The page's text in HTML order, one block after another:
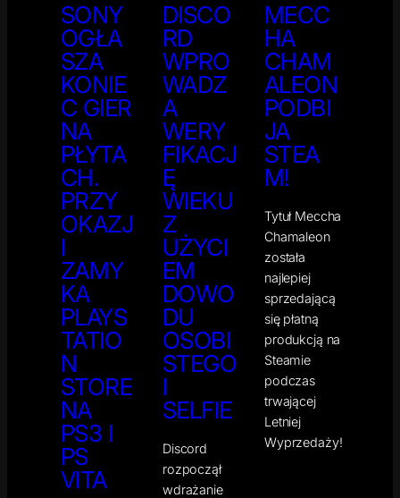
SONY
OGŁA
SZA
KONIE
C GIER
NA
PŁYTA
CH.
PRZY
OKAZJ
I
ZAMY
KA
PLAYS
TATIO
N
STORE
NA
PS3 I
PS
VITA
DISCO
RD
WPRO
WADZ
A
WERY
FIKACJ
Ę
WIEKU
Z
UŻYCI
EM
DOWO
DU
OSOBI
STEGO
I
SELFIE
Discord
rozpoczął
wdrażanie
MECC
HA
CHAM
ALEON
PODBI
JA
STEA
M!
Tytuł Meccha
Chamaleon
została
najlepiej
sprzedającą
się płatną
produkcją na
Steamie
podczas
trwającej
Letniej
Wyprzedaży!